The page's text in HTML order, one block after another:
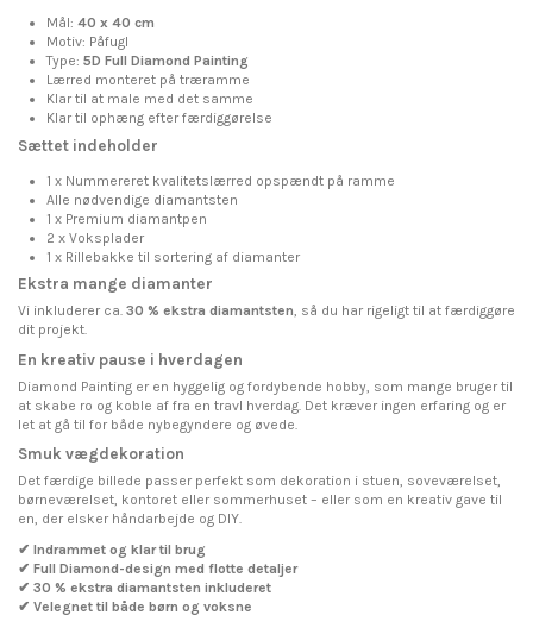
Mål: 40 x 40 cm
Motiv: Påfugl
Type: 5D Full Diamond Painting
Lærred monteret på træramme
Klar til at male med det samme
Klar til ophæng efter færdiggørelse
Sættet indeholder
1 x Nummereret kvalitetslærred opspændt på ramme
Alle nødvendige diamantsten
1 x Premium diamantpen
2 x Voksplader
1 x Rillebakke til sortering af diamanter
Ekstra mange diamanter
Vi inkluderer ca. 30 % ekstra diamantsten, så du har rigeligt til at færdiggøre
dit projekt.
En kreativ pause i hverdagen
Diamond Painting er en hyggelig og fordybende hobby, som mange bruger til
at skabe ro og koble af fra en travl hverdag. Det kræver ingen erfaring og er
let at gå til for både nybegyndere og øvede.
Smuk vægdekoration
Det færdige billede passer perfekt som dekoration i stuen, soveværelset,
børneværelset, kontoret eller sommerhuset – eller som en kreativ gave til
en, der elsker håndarbejde og DIY.
✔ Indrammet og klar til brug
✔ Full Diamond-design med flotte detaljer
✔ 30 % ekstra diamantsten inkluderet
✔ Velegnet til både børn og voksne